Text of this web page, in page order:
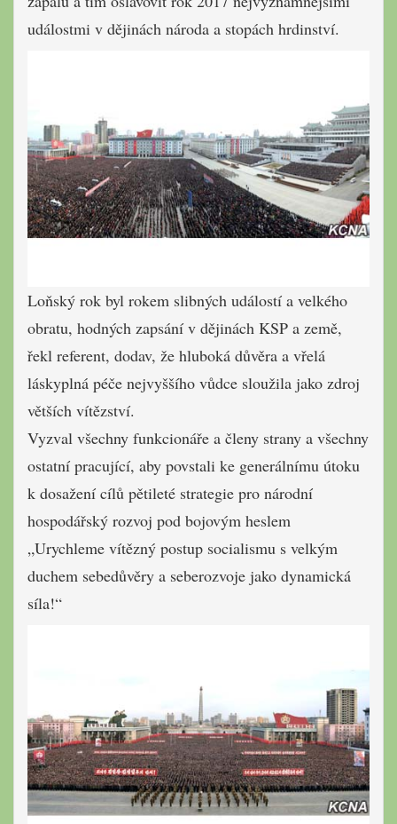
událostmi v dějinách národa a stopách hrdinství.
Loňský rok byl rokem slibných událostí a velkého
obratu, hodných zapsání v dějinách KSP a země,
řekl referent, dodav, že hluboká důvěra a vřelá
láskyplná péče nejvyššího vůdce sloužila jako zdroj
větších vítězství.
Vyzval všechny funkcionáře a členy strany a všechny
ostatní pracující, aby povstali ke generálnímu útoku
k dosažení cílů pětileté strategie pro národní
hospodářský rozvoj pod bojovým heslem
„Urychleme vítězný postup socialismu s velkým
duchem sebedůvěry a seberozvoje jako dynamická
síla!“